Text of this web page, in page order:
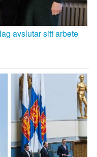
avslutar sitt arbete